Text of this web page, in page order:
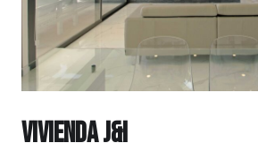
VIVIENDA J&I